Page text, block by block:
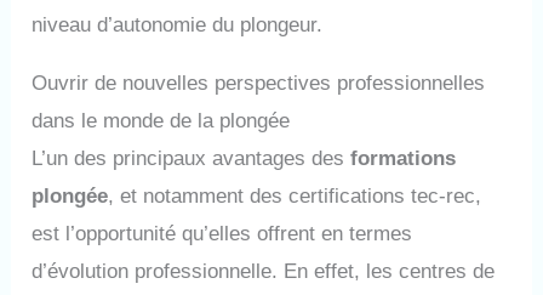
niveau d’autonomie du plongeur.
Ouvrir de nouvelles perspectives professionnelles
dans le monde de la plongée
L’un des principaux avantages desformations
plongée, et notamment des certifications tec-rec,
est l’opportunité qu’elles offrent en termes
d’évolution professionnelle. En effet, les centres de